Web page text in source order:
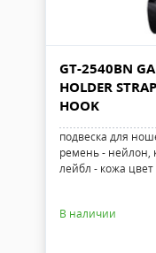
GT-2540BN
HOLDER
HOOK
подвеска для
ремень - нейлон,
лейбл - кожа
В наличии